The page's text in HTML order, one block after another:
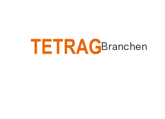
Branchen